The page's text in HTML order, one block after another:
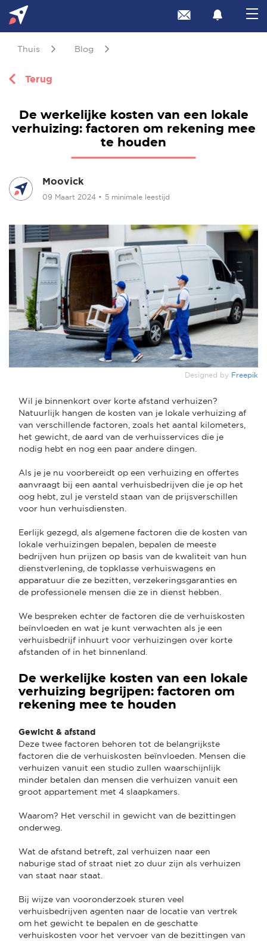
Thuis Blog
Terug
De werkelijke kosten van een lokale
verhuizing: factoren om rekening mee
te houden
Moovick
09 Maart 2024 • 5 minimale leestijd
Designed by Freepik
Wil je binnenkort over korte afstand verhuizen?
Natuurlijk hangen de kosten van je lokale verhuizing af
van verschillende factoren, zoals het aantal kilometers,
het gewicht, de aard van de verhuisservices die je
nodig hebt en nog een paar andere dingen.
Als je je nu voorbereidt op een verhuizing en offertes
aanvraagt bij een aantal verhuisbedrijven die je op het
oog hebt, zul je versteld staan van de prijsverschillen
voor hun verhuisdiensten.
Eerlijk gezegd, als algemene factoren die de kosten van
lokale verhuizingen bepalen, bepalen de meeste
bedrijven hun prijzen op basis van de kwaliteit van hun
dienstverlening, de topklasse verhuiswagens en
apparatuur die ze bezitten, verzekeringsgaranties en
de professionele mensen die ze in dienst hebben.
We bespreken echter de factoren die de verhuiskosten
beïnvloeden en wat je kunt verwachten als je een
verhuisbedrijf inhuurt voor verhuizingen over korte
afstanden of in het binnenland.
De werkelijke kosten van een lokale
verhuizing begrijpen: factoren om
rekening mee te houden
Gewicht & afstand
Deze twee factoren behoren tot de belangrijkste
factoren die de verhuiskosten beïnvloeden. Mensen die
verhuizen vanuit een studio zullen waarschijnlijk
minder betalen dan mensen die verhuizen vanuit een
groot appartement met 4 slaapkamers.
Waarom? Het verschil in gewicht van de bezittingen
onderweg.
Wat de afstand betreft, zal verhuizen naar een
naburige stad of straat niet zo duur zijn als verhuizen
van staat naar staat.
Bij wijze van vooronderzoek sturen veel
verhuisbedrijven agenten naar de locatie van vertrek
om het gewicht te bepalen en de geschatte
verhuiskosten voor het vervoer van de bezittingen van